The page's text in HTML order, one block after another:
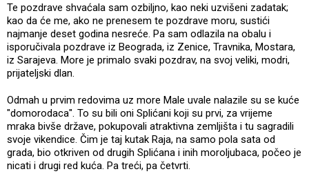
Te pozdrave shvaćala sam ozbiljno, kao neki uzvišeni zadatak;
kao da će me, ako ne prenesem te pozdrave moru, sustići
najmanje deset godina nesreće. Pa sam odlazila na obalu i
isporučivala pozdrave iz Beograda, iz Zenice, Travnika, Mostara,
iz Sarajeva. More je primalo svaki pozdrav, na svoj veliki, modri,
prijateljski dlan.
Odmah u prvim redovima uz more Male uvale nalazile su se kuće
"domorodaca". To su bili oni Splićani koji su prvi, za vrijeme
mraka bivše države, pokupovali atraktivna zemljišta i tu sagradili
svoje vikendice. Čim je taj kutak Raja, na samo pola sata od
grada, bio otkriven od drugih Splićana i inih moroljubaca, počeo je
nicati i drugi red kuća. Pa treći, pa četvrti.